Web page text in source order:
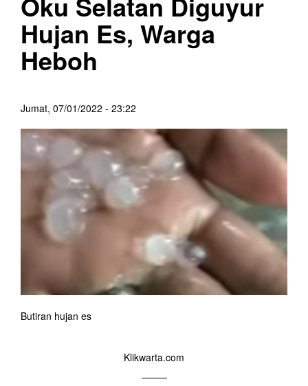
Hujan Es, Warga
Heboh
Jumat, 07/01/2022 - 23:22
Butiran hujan es
Klikwarta.com